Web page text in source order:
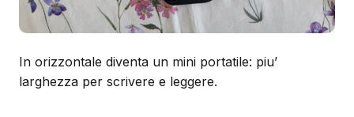
In orizzontale diventa un mini portatile: piu’
larghezza per scrivere e leggere.